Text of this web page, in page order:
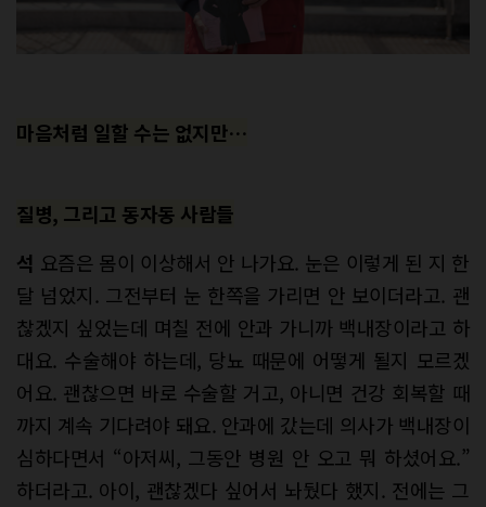
마음처럼 일할 수는 없지만…
질병, 그리고 동자동 사람들
석 요즘은 몸이 이상해서 안 나가요. 눈은 이렇게 된 지 한
달 넘었지. 그전부터 눈 한쪽을 가리면 안 보이더라고. 괜
찮겠지 싶었는데 며칠 전에 안과 가니까 백내장이라고 하
대요. 수술해야 하는데, 당뇨 때문에 어떻게 될지 모르겠
어요. 괜찮으면 바로 수술할 거고, 아니면 건강 회복할 때
까지 계속 기다려야 돼요. 안과에 갔는데 의사가 백내장이
심하다면서 “아저씨, 그동안 병원 안 오고 뭐 하셨어요.”
하더라고. 아이, 괜찮겠다 싶어서 놔뒀다 했지. 전에는 그